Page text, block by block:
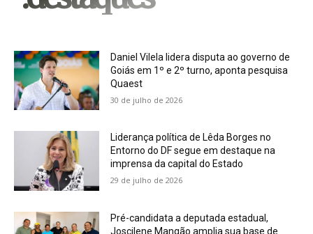
Daniel Vilela lidera disputa ao governo de
Goiás em 1º e 2º turno, aponta pesquisa
Quaest
30 de julho de 2026
Liderança política de Lêda Borges no
Entorno do DF segue em destaque na
imprensa da capital do Estado
29 de julho de 2026
Pré-candidata a deputada estadual,
Joscilene Mangão amplia sua base de